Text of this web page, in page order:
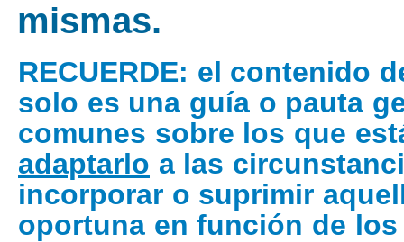
mismas.
RECUERDE: el contenido
solo es una guía o pauta
comunes sobre los que
adaptarlo a las
incorporar o suprimir
oportuna en función de